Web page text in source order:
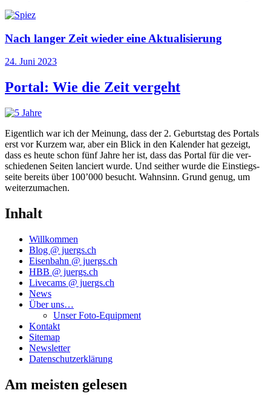
Nach langer Zeit wieder eine Aktualisierung
Veröffentlicht
24. Juni 2023
Portal: Wie die Zeit vergeht
Eigent­lich war ich der Mei­nung, dass der 2. Geburts­tag des Por­tals
erst vor Kur­zem war, aber ein Blick in den Kalen­der hat gezeigt,
dass es heu­te schon fünf Jah­re her ist, dass das Por­tal für die ver­
schie­de­nen Sei­ten lan­ciert wur­de. Und seit­her wur­de die Ein­stiegs­
sei­te bereits über 100’000 besucht. Wahn­sinn. Grund genug, um
weiterzumachen.
Inhalt
Willkommen
Blog @ juergs.ch
Eisenbahn @ juergs.ch
HBB @ juergs.ch
Livecams @ juergs.ch
News
Über uns…
Unser Foto-Equipment
Kontakt
Sitemap
Newsletter
Datenschutzerklärung
Am meisten gelesen